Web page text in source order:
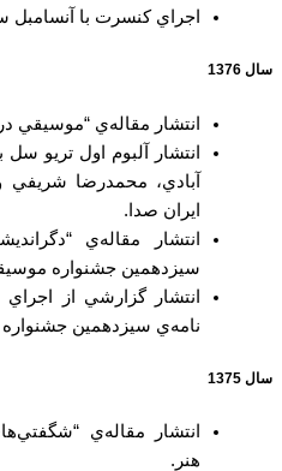
اجراي كنسرت با آنسامبل
سال 1376
انتشار مقاله‌ي “موسيقي
انتشار آلبوم اول تريو سل
آبادي، محمدرضا شريفي
ايران صدا.
انتشار مقاله‌ي
سيزدهمين جشنواره
انتشار گزارشي از
نامه‌ي سيزدهمين
سال 1375
انتشار مقاله‌ي
هنر.